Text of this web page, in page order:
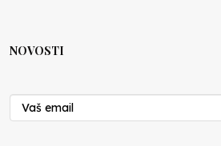
Nenad Veličković
29.10.2024
NOVOSTI